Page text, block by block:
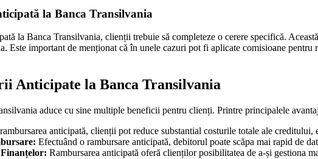
la Banca Transilvania
la Banca Transilvania, clienții trebuie să completeze o cerere specifică.
Este important de menționat că în unele cazuri pot fi aplicate comisioane
Anticipate la Banca Transilvania
aduce cu sine multiple beneficii pentru clienți. Printre principalele
anticipată, clienții pot reduce substantial costurile totale ale creditului,
Efectuând o rambursare anticipată, debitorul poate scăpa mai rapid de
Rambursarea anticipată oferă clienților posibilitatea de a-și gestiona